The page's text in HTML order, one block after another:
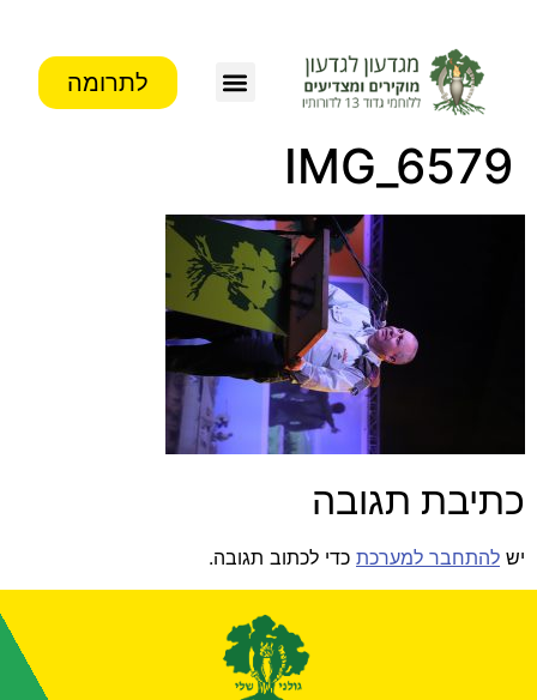
לתרומה
IMG_6579
כתיבת תגובה
יש להתחבר למערכת כדי לכתוב תגובה.